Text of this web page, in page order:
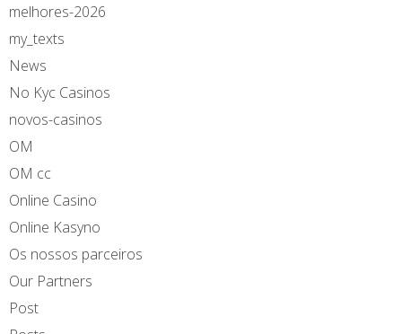
melhores-2026
my_texts
News
No Kyc Casinos
novos-casinos
OM
OM cc
Online Casino
Online Kasyno
Os nossos parceiros
Our Partners
Post